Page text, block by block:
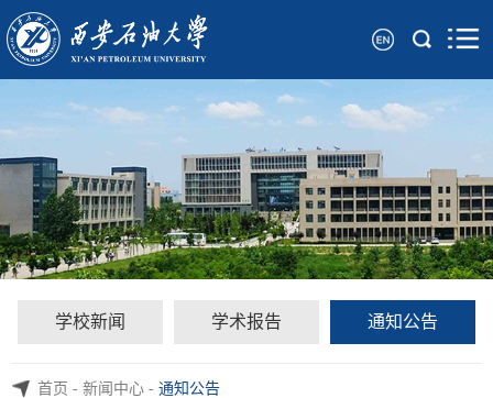
学校新闻 学术报告 通知公告
首页-新闻中心-通知公告